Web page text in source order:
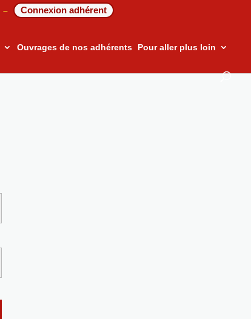
– Connexion adhérent
Ouvrages de nos adhérents Pour aller plus loin